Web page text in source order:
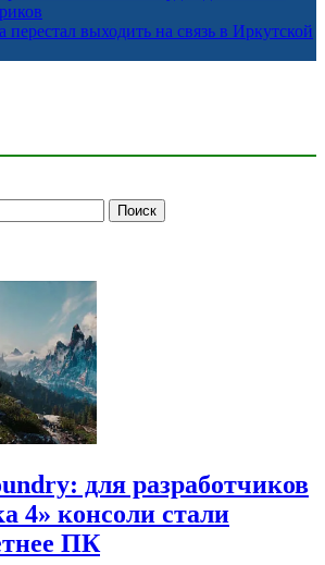
перестал выходить на связь в Иркутской
для разработчиков
4» консоли стали
ПК